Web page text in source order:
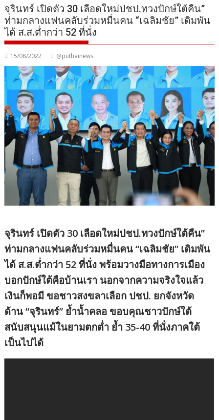
จุรินทร์ เปิดตัว 30 เลือดใหม่ปชป.ทวงปักษ์ใต้คืน”
ท่ามกลางแฟนคลับร่วมหมื่นคน “เฉลิมชัย” เดิมพัน
ได้ ส.ส.ต่ำกว่า 52 ที่นั่ง
15/08/2022 @puthainews
จุรินทร์ เปิดตัว 30 เลือดใหม่ปชป.ทวงปักษ์ใต้คืน”
ท่ามกลางแฟนคลับร่วมหมื่นคน “เฉลิมชัย” เดิมพัน
ได้ ส.ส.ต่ำกว่า 52 ที่นั่ง พร้อมวางมือทางการเมือง
บอกปักษ์ใต้คือบ้านเรา นอกจากความจริงใจแล้ว
เงินก็พอมี ขอชาวสงขลาเลือก ปชป. ยกจังหวัด
ด้าน “จุรินทร์” ย้ำน้ำคลอ ขอบคุณชาวปักษ์ใต้
สนับสนุนแม้ในยามตกต่ำ ย้ำ 35-40 ที่นั่งภาคใต้
เป็นไปได้